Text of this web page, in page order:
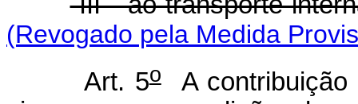
(Revogado pela Medida
Art. 5oA contribuição